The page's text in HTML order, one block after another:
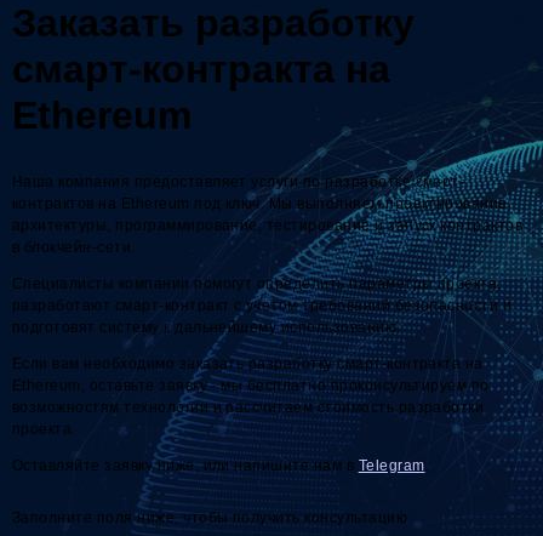
Заказать разработку
смарт-контракта на
Ethereum
Наша компания предоставляет услуги по разработке смарт-
контрактов на Ethereum под ключ. Мы выполняем проектирование
архитектуры, программирование, тестирование и запуск контрактов
в блокчейн-сети.
Специалисты компании помогут определить параметры проекта,
разработают смарт-контракт с учетом требований безопасности и
подготовят систему к дальнейшему использованию.
Если вам необходимо заказать разработку смарт-контракта на
Ethereum, оставьте заявку - мы бесплатно проконсультируем по
возможностям технологии и рассчитаем стоимость разработки
проекта.
Оставляйте заявку ниже, или напишите нам в Telegram.
Заполните поля ниже, чтобы получить консультацию